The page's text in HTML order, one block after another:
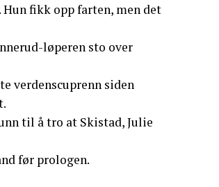
Hun fikk opp farten, men det
løperen sto over
verdenscuprenn siden
til å tro at Skistad, Julie
før prologen.